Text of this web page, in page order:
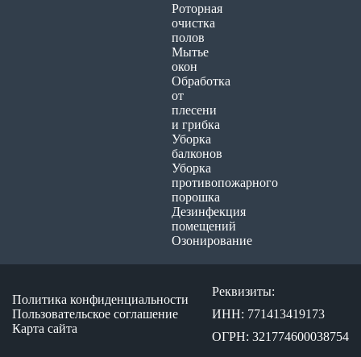
Роторная
очистка
полов
Мытье
окон
Обработка
от
плесени
и грибка
Уборка
балконов
Уборка
противопожарного
порошка
Дезинфекция
помещений
Озонирование
Политика конфиденциальности
Пользовательское соглашение
Карта сайта
Реквизиты:
ИНН: 771413419173
ОГРН: 321774600038754